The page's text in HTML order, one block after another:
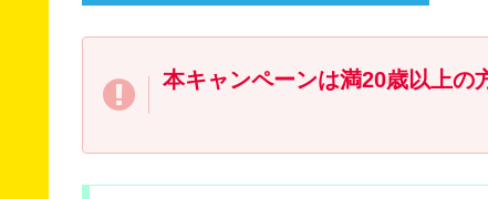
本キャンペーンは満20歳以上の